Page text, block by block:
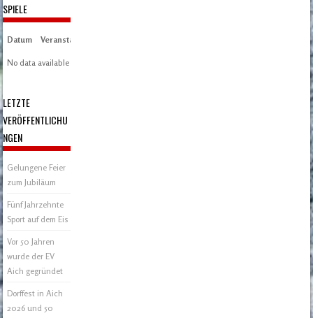
SPIELE
Datum Veranstaltung
No data available in table
LETZTE
VERÖFFENTLICHU
NGEN
Gelungene Feier
zum Jubiläum
Fünf Jahrzehnte
Sport auf dem Eis
Vor 50 Jahren
wurde der EV
Aich gegründet
Dorffest in Aich
2026 und 50